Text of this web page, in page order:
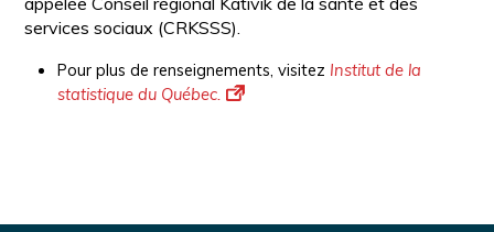
services sociaux (CRKSSS).
Pour plus de renseignements, visitez Institut de la
statistique du Québec.